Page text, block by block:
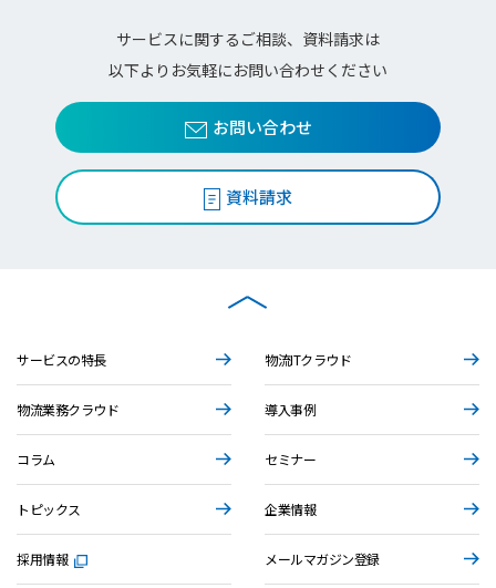
サービスに関するご相談、資料請求は
以下よりお気軽にお問い合わせください
お問い合わせ
資料請求
サービスの特長 物流ITクラウド
物流業務クラウド 導入事例
コラム セミナー
トピックス 企業情報
採用情報 メールマガジン登録